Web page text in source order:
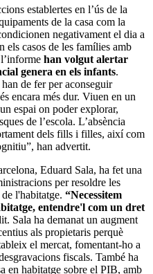
establertes en l’ús de la
de la casa com la
negativament el dia a
els casos de les famílies amb
han volgut alertar
genera en els infants.
de fer per aconseguir
encara més dur. Viuen en un
espai on poder explorar,
de l’escola. L’absència
dels fills i filles, així com
han advertit.
Eduard Sala, ha fet una
per resoldre les
l'habitatge. “Necessitem
entendre'l com un dret
Sala ha demanat un augment
als propietaris perquè
el mercat, fomentant-ho a
fiscals. També ha
en habitatge sobre el PIB, amb